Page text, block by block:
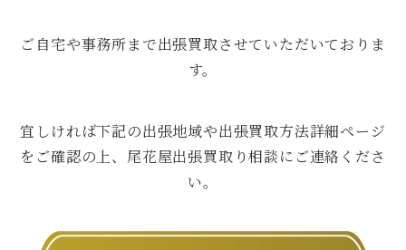
ご自宅や事務所まで出張買取させていただいておりま
す。
宜しければ下記の出張地域や出張買取方法詳細ページ
をご確認の上、尾花屋出張買取り相談にご連絡くださ
い。